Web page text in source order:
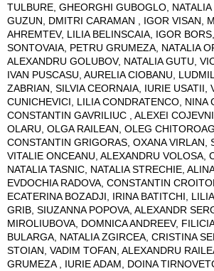
TULBURE, GHEORGHI GUBOGLO,
GUZUN, DMITRI CARAMAN , IGOR VISAN,
AHREMTEV, LILIA BELINSCAIA, IGOR
SONTOVAIA, PETRU GRUMEZA, NATALIA
ALEXANDRU GOLUBOV, NATALIA GUTU,
IVAN PUSCASU, AURELIA CIOBANU,
ZABRIAN, SILVIA CEORNAIA, IURIE USATII,
CUNICHEVICI, LILIA CONDRATENCO, NINA
CONSTANTIN GAVRILIUC , ALEXEI
OLARU, OLGA RAILEAN, OLEG
CONSTANTIN GRIGORAS, OXANA VIRLAN,
VITALIE ONCEANU, ALEXANDRU VOLOSA,
NATALIA TASNIC, NATALIA STRECHIE,
EVDOCHIA RADOVA, CONSTANTIN
ECATERINA BOZADJI, IRINA BATITCHI,
GRIB, SIUZANNA POPOVA, ALEXANDR
MIROLIUBOVA, DOMNICA ANDREEV,
BULARGA, NATALIA ZGIRCEA, CRISTINA
STOIAN, VADIM TOFAN, ALEXANDRU
GRUMEZA , IURIE ADAM, DOINA